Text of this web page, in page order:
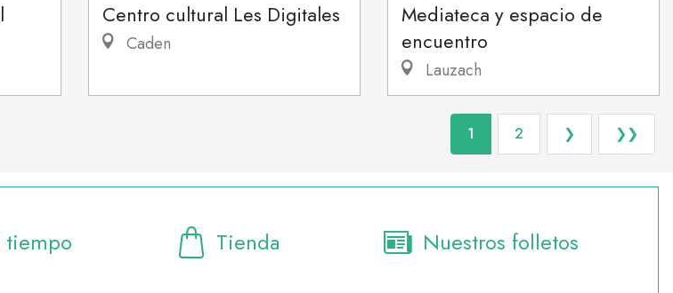
Centro cultural Les Digitales
Caden
Mediateca y espacio de
encuentro
Lauzach
1 2 ❯ ❯❯
tiempo Tienda Nuestros folletos